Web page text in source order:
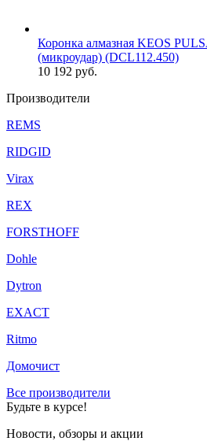
Коронка алмазная KEOS
(микроудар) (DCL112.450)
10 192 руб.
Производители
REMS
RIDGID
Virax
REX
FORSTHOFF
Dohle
Dytron
EXACT
Ritmo
Домочист
Все производители
Будьте в курсе!
Новости, обзоры и акции